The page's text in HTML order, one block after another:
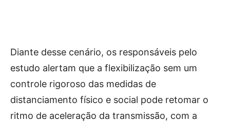
Diante desse cenário, os responsáveis pelo
estudo alertam que a flexibilização sem um
controle rigoroso das medidas de
distanciamento físico e social pode retomar o
ritmo de aceleração da transmissão, com a